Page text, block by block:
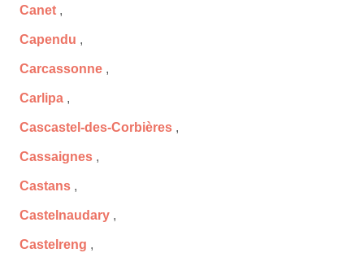
Canet ,
Capendu ,
Carcassonne ,
Carlipa ,
Cascastel-des-Corbières ,
Cassaignes ,
Castans ,
Castelnaudary ,
Castelreng ,